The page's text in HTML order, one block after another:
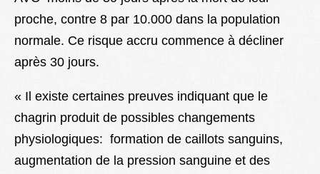
proche, contre 8 par 10.000 dans la population
normale. Ce risque accru commence à décliner
après 30 jours.
« Il existe certaines preuves indiquant que le
chagrin produit de possibles changements
physiologiques: formation de caillots sanguins,
augmentation de la pression sanguine et des